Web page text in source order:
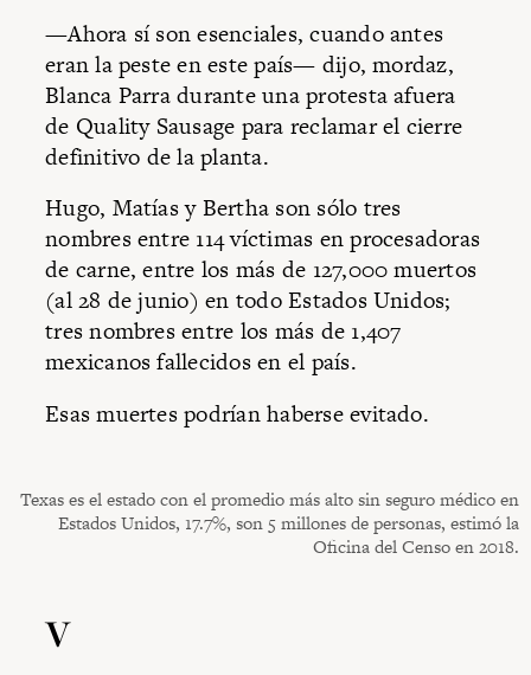
—Ahora sí son esenciales, cuando antes
eran la peste en este país— dijo, mordaz,
Blanca Parra durante una protesta afuera
de Quality Sausage para reclamar el cierre
definitivo de la planta.
Hugo, Matías y Bertha son sólo tres
nombres entre 114 víctimas en procesadoras
de carne, entre los más de 127,000 muertos
(al 28 de junio) en todo Estados Unidos;
tres nombres entre los más de 1,407
mexicanos fallecidos en el país.
Esas muertes podrían haberse evitado.
Texas es el estado con el promedio más alto sin seguro médico en
Estados Unidos, 17.7%, son 5 millones de personas, estimó la
Oficina del Censo en 2018.
V